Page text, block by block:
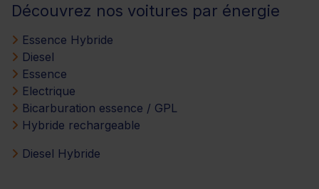
Découvrez nos voitures par énergie
Essence Hybride
Diesel
Essence
Electrique
Bicarburation essence / GPL
Hybride rechargeable
Diesel Hybride